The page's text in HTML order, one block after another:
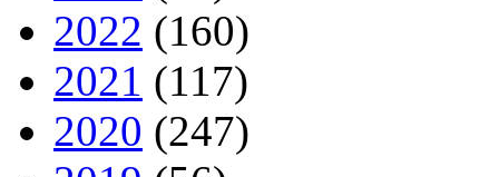
2022 (160)
2021 (117)
2020 (247)